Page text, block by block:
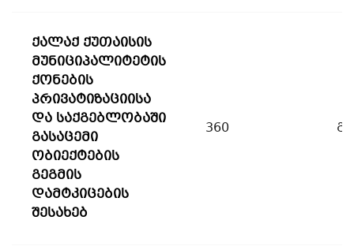
ქალაქ ქუთაისის
მუნიციპალიტეტის
ქონების
პრივატიზაციისა
და საქგებლობაში
გასაცემი
ობიექტების
გეგმის
დამტკიცების
შესახებ
360